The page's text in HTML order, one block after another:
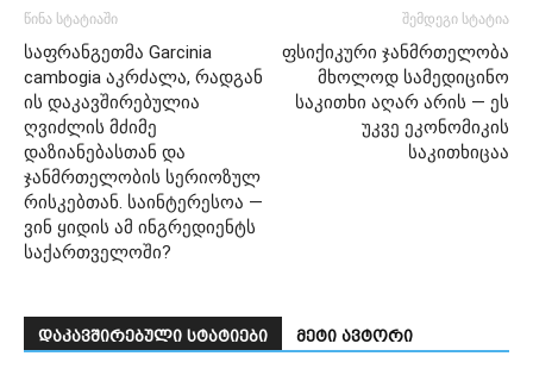
წინა სტატიაში
საფრანგეთმა Garcinia
cambogia აკრძალა, რადგან
ის დაკავშირებულია
ღვიძლის მძიმე
დაზიანებასთან და
ჯანმრთელობის სერიოზულ
რისკებთან. საინტერესოა —
ვინ ყიდის ამ ინგრედიენტს
საქართველოში?
შემდეგი სტატია
ფსიქიკური ჯანმრთელობა
მხოლოდ სამედიცინო
საკითხი აღარ არის — ეს
უკვე ეკონომიკის
საკითხიცაა
დაკავშირებული სტატიები მეტი ავტორი